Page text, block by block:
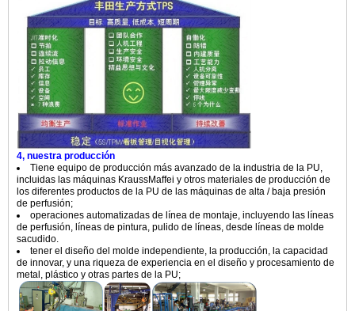
4, nuestra producción
Tiene equipo de producción más avanzado de la industria de la PU,
incluidas las máquinas KraussMaffei y otros materiales de producción de
los diferentes productos de la PU de las máquinas de alta / baja presión
de perfusión;
operaciones automatizadas de línea de montaje, incluyendo las líneas
de perfusión, líneas de pintura, pulido de líneas, desde líneas de molde
sacudido.
tener el diseño del molde independiente, la producción, la capacidad
de innovar, y una riqueza de experiencia en el diseño y procesamiento de
metal, plástico y otras partes de la PU;